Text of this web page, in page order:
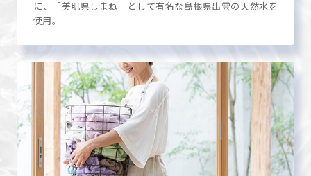
に、「美肌県しまね」として有名な島根県出雲の天然水を
使用。